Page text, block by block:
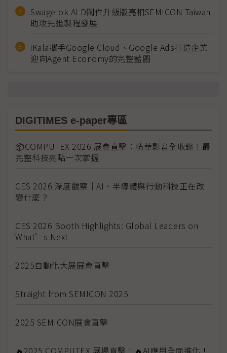
Swagelok ALD閥件升級版亮相SEMICON Taiwan
助攻先進製程發展
iKala攜手Google Cloud、Google Ads打造企業
迎向Agent Economy的完整藍圖
DIGITIMES e-paper專區
📦COMPUTEX 2026 展會直擊：精華影音全收錄！最
完整科技亮點一次掌握
CES 2026 深度觀察｜AI、半導體與行動科技正在改
變什麼？
CES 2026 Booth Highlights: Global Leaders on
What’s Next
2025自動化大展展會直擊
Straight from SEMICON 2025
2025 SEMICON展會直擊
🔥2025 COMPUTEX 展場直擊！🔥AI應用全面進化！